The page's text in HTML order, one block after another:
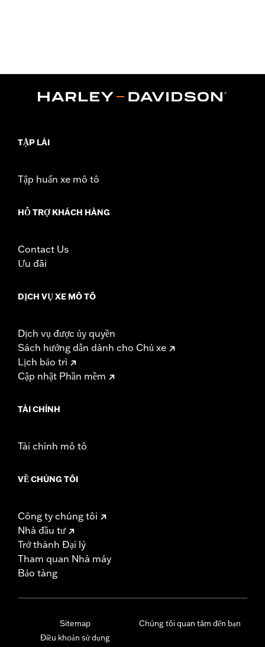
TẬP LÁI
Tập huấn xe mô tô
HỖ TRỢ KHÁCH HÀNG
Contact Us
Ưu đãi
DỊCH VỤ XE MÔ TÔ
Dịch vụ được ủy quyền
Sách hướng dẫn dành cho Chủ xe
Lịch bảo trì
Cập nhật Phần mềm
TÀI CHÍNH
Tài chính mô tô
VỀ CHÚNG TÔI
Công ty chúng tôi
Nhà đầu tư
Trở thành Đại lý
Tham quan Nhà máy
Bảo tàng
Sitemap
Điều khoản sử dụng
Chúng tôi quan tâm đến bạn